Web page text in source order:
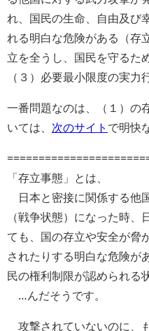
れ、国民の生命、自由及び
れる明白な危険がある（存
立を全うし、国民を守るた
（３）必要最小限度の実力
一番問題なのは、（１）の
いては、 次のサイト で明快
「存立事態」とは、
日本と密接に関係する他
（戦争状態）になった時、
ても、国の存立や安全が脅
されたりする明白な危険が
民の権利制限が認められる
…んだそうです。
攻撃されていないのに、